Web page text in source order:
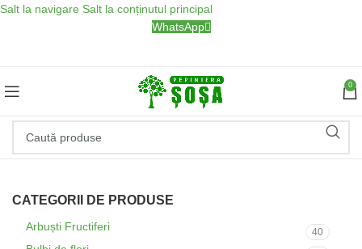
Salt la navigare Salt la conținutul principal
WhatsApp
0
CATEGORII DE PRODUSE
Arbuști Fructiferi 40